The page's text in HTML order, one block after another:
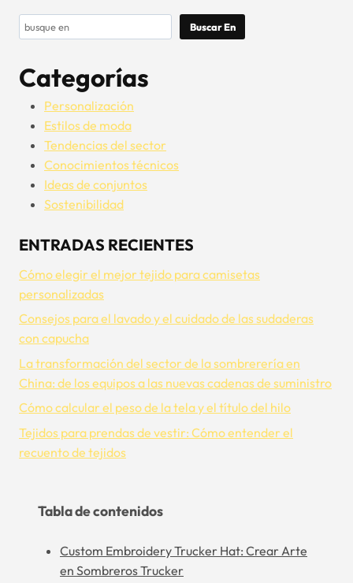
Crown
Buscar Buscar En
Categorías
Personalización
Estilos de moda
Tendencias del sector
Conocimientos técnicos
Ideas de conjuntos
Sostenibilidad
ENTRADAS RECIENTES
Cómo elegir el mejor tejido para camisetas
personalizadas
Consejos para el lavado y el cuidado de las sudaderas
con capucha
La transformación del sector de la sombrerería en
China: de los equipos a las nuevas cadenas de suministro
Cómo calcular el peso de la tela y el título del hilo
Tejidos para prendas de vestir: Cómo entender el
recuento de tejidos
Tabla de contenidos
Custom Embroidery Trucker Hat: Crear Arte
en Sombreros Trucker